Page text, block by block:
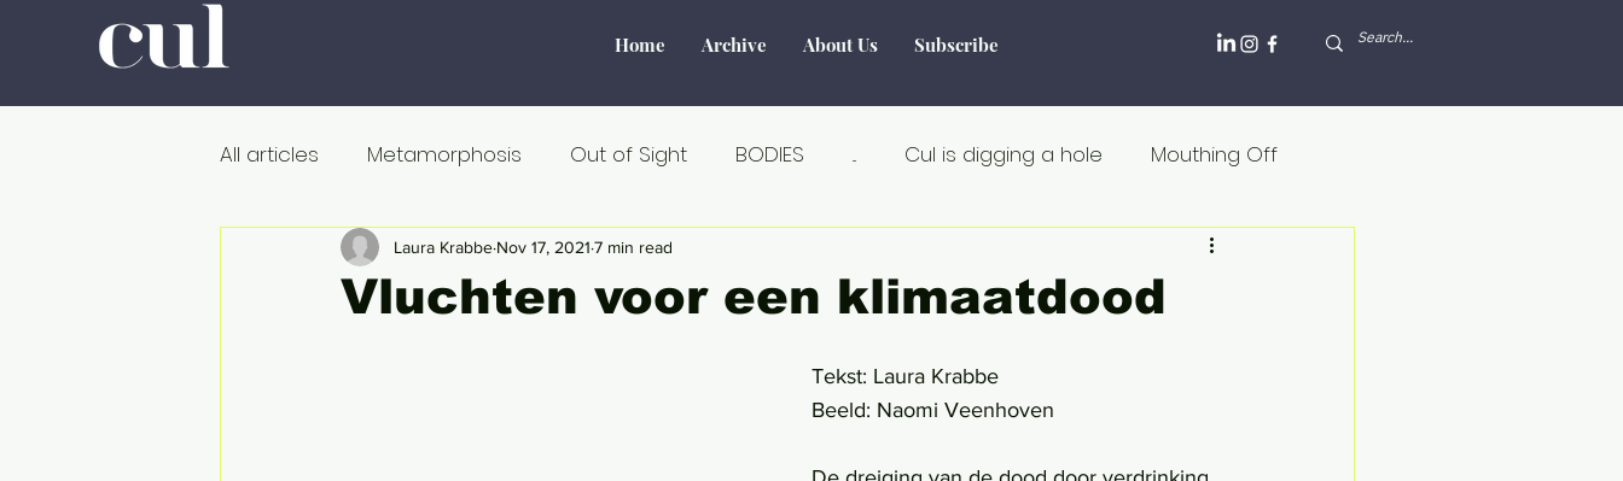
Home Archive About Us Subscribe
All articles Metamorphosis Out of Sight BODIES ... Cul is digging a hole Mouthing Off
Romanticism Tourism Flesh and blood
Vluchten voor een klimaatdood
Laura Krabbe Nov 17, 2021 7 min read
Tekst: Laura Krabbe
Beeld: Naomi Veenhoven